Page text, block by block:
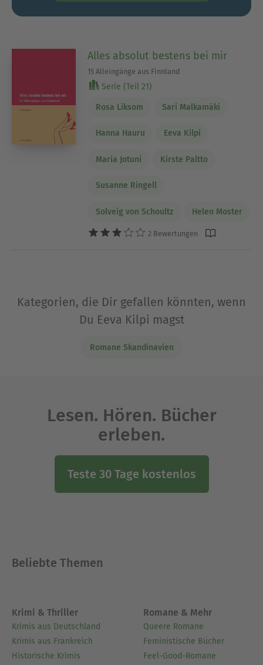
Alles absolut bestens bei mir
15 Alleingänge aus Finnland
Serie (Teil 21)
Rosa Liksom Sari Malkamäki
Hanna Hauru Eeva Kilpi
Maria Jotuni Kirste Paltto
Susanne Ringell
Solveig von Schoultz Helen Moster
2 Bewertungen
Kategorien, die Dir gefallen könnten, wenn
Du Eeva Kilpi magst
Romane Skandinavien
Lesen. Hören. Bücher
erleben.
Teste 30 Tage kostenlos
Beliebte Themen
Krimi & Thriller
Krimis aus Deutschland
Krimis aus Frankreich
Historische Krimis
Romane & Mehr
Queere Romane
Feministische Bücher
Feel-Good-Romane